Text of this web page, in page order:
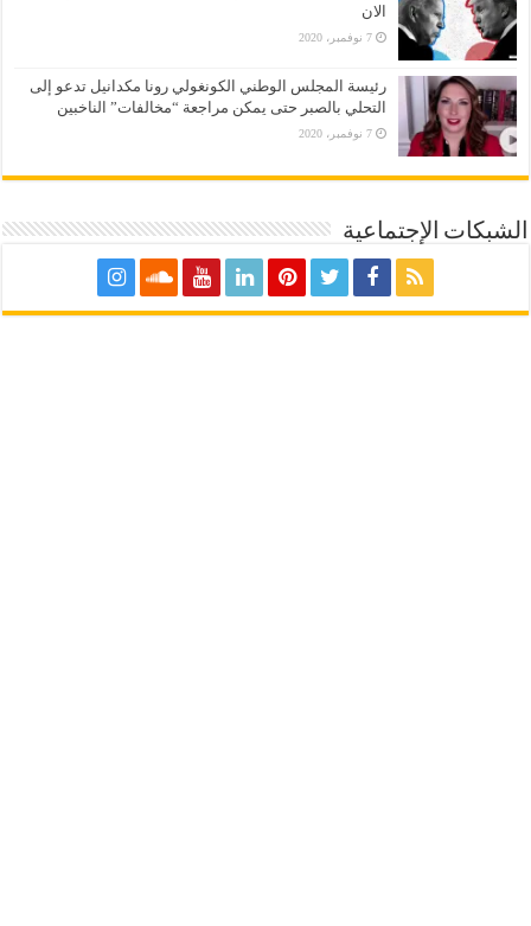
الان
7 نوفمبر، 2020
رئيسة المجلس الوطني الكونغولي رونا مكدانيل تدعو إلى
التحلي بالصبر حتى يمكن مراجعة “مخالفات” الناخبين
7 نوفمبر، 2020
الشبكات الإجتماعية